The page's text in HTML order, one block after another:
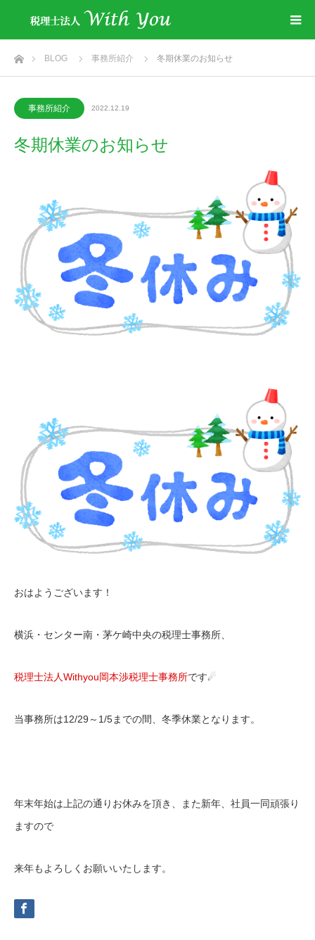
ホームBLOG 事務所紹介 冬期休業のお知らせ
事務所紹介 2022.12.19
冬期休業のお知らせ
おはようございます！
横浜・センター南・茅ケ崎中央の税理士事務所、
税理士法人Withyou岡本渉税理士事務所です☄
当事務所は12/29～1/5までの間、冬季休業となります。
年末年始は上記の通りお休みを頂き、また新年、社員一同頑張り
ますので
来年もよろしくお願いいたします。